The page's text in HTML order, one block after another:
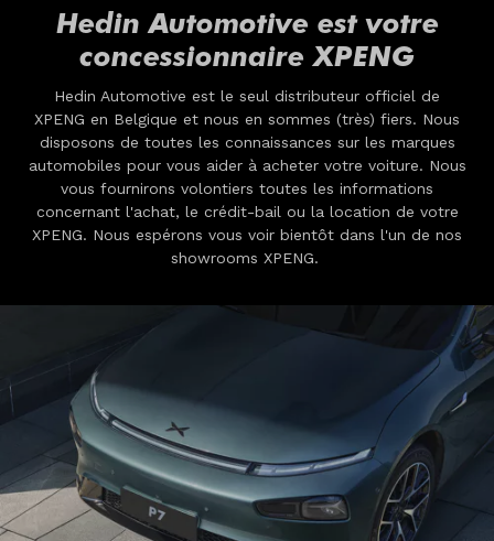
Hedin Automotive est votre
concessionnaire XPENG
Hedin Automotive est le seul distributeur officiel de
XPENG en Belgique et nous en sommes (très) fiers. Nous
disposons de toutes les connaissances sur les marques
automobiles pour vous aider à acheter votre voiture. Nous
vous fournirons volontiers toutes les informations
concernant l'achat, le crédit-bail ou la location de votre
XPENG. Nous espérons vous voir bientôt dans l'un de nos
showrooms XPENG.